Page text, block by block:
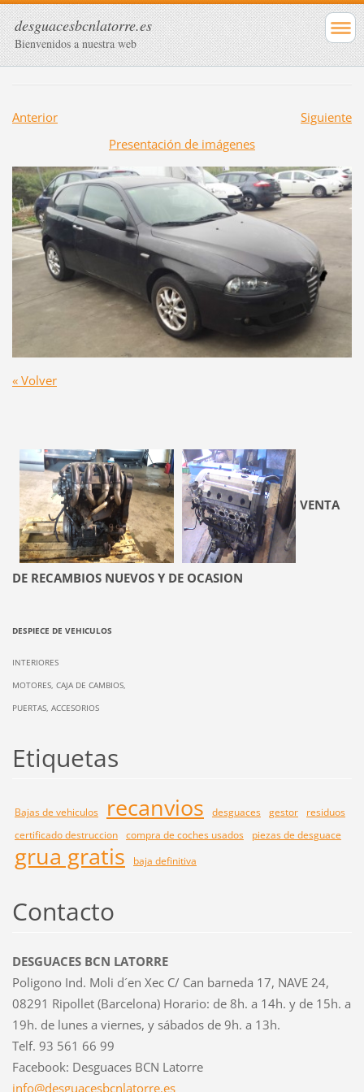
desguacesbcnlatorre.es
Bienvenidos a nuestra web
Anterior
Siguiente
Presentación de imágenes
« Volver
VENTA
DE RECAMBIOS NUEVOS Y DE OCASION
DESPIECE DE VEHICULOS
INTERIORES
MOTORES, CAJA DE CAMBIOS,
PUERTAS, ACCESORIOS
Etiquetas
Bajas de vehiculos recanvios desguaces gestor
residuos
certificado destruccion compra de coches usados piezas de desguace
grua gratis baja definitiva
Contacto
DESGUACES BCN LATORRE
Poligono Ind. Moli d´en Xec C/ Can barneda 17, NAVE 24,
08291 Ripollet (Barcelona) Horario: de 8h. a 14h. y de 15h. a
19h. de lunes a viernes, y sábados de 9h. a 13h.
Telf. 93 561 66 99
Facebook: Desguaces BCN Latorre
info@desguacesbcnlatorre.es